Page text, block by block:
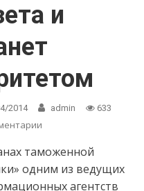
и
2014 admin 633
полвека бумажная
газета и станет
таможенной
одним из ведущих
агентств